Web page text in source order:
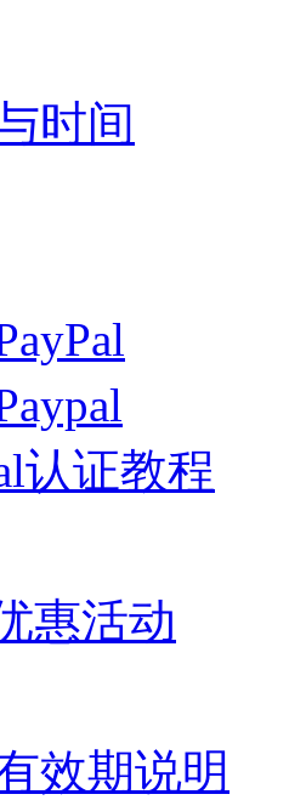
时间
认证教程
惠活动
效期说明